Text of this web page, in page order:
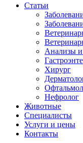
Статьи
Анализы и
Хирург
Нефролог
Животные
Специалисты
Услуги и цены
Контакты